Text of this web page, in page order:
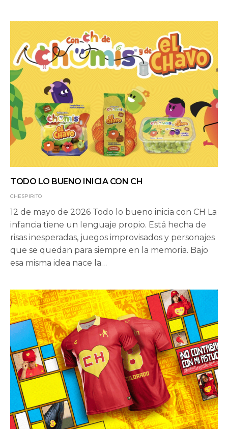
TODO LO BUENO INICIA CON CH
CHESPIRITO
12 de mayo de 2026 Todo lo bueno inicia con CH La
infancia tiene un lenguaje propio. Está hecha de
risas inesperadas, juegos improvisados y personajes
que se quedan para siempre en la memoria. Bajo
esa misma idea nace la…